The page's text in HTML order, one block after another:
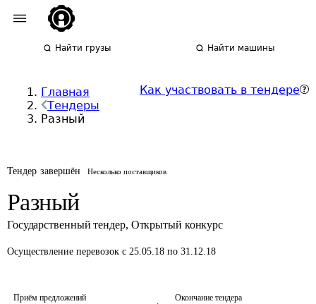
Найти грузы Найти машины
Главная
Тендеры
Разный
Как участвовать в тендере
Тендер завершён Несколько поставщиков
Разный
Государственный тендер, Открытый конкурс
Осуществление перевозок с 25.05.18 по 31.12.18
Приём предложений
Окончание тендера